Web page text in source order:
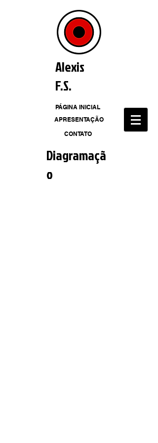
Alexis
F.S.
PÁGINA INICIAL
APRESENTAÇÃO
CONTATO
Diagramaçã
o